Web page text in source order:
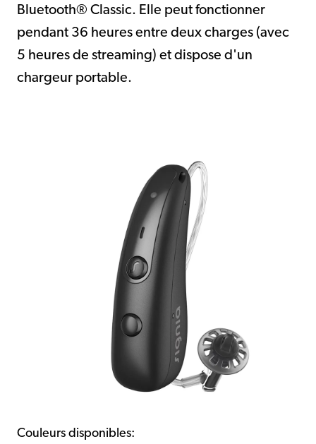
Bluetooth® Classic. Elle peut fonctionner
pendant 36 heures entre deux charges (avec
5 heures de streaming) et dispose d'un
chargeur portable.
Couleurs disponibles: